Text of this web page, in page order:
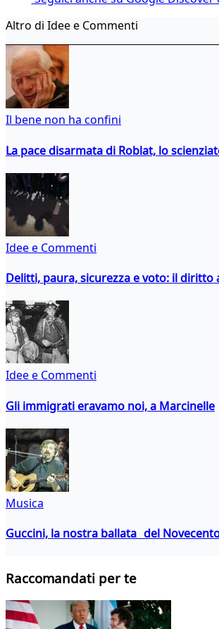
Altro di Idee e Commenti
Il bene non ha confini
La pace disarmata di Roblat, lo
Idee e Commenti
Delitti, paura, sicurezza e voto: il diritto
Idee e Commenti
Gli immigrati eravamo noi, a Marcinelle
Musica
Guccini, la nostra ballata del
Raccomandati per te